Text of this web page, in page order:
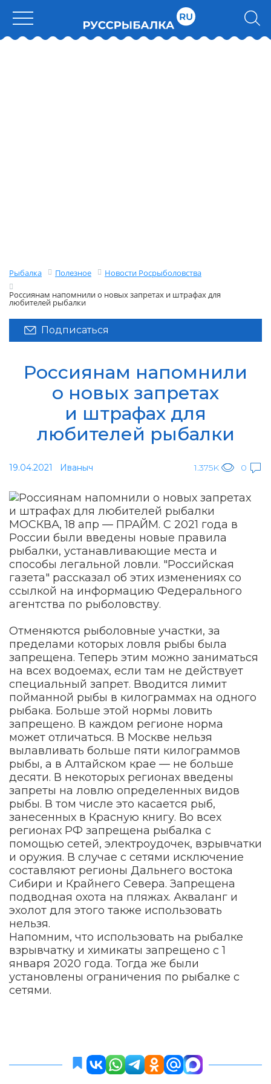
Рыбалка Полезное
Новости Росрыболовства
Россиянам напомнили о новых запретах и штрафах для
любителей рыбалки
Подписаться
Россиянам напомнили
о новых запретах
и штрафах для
любителей рыбалки
19.04.2021 Иваныч 1.375K 0
МОСКВА, 18 апр — ПРАЙМ. С 2021 года в
России были введены новые правила
рыбалки, устанавливающие места и
способы легальной ловли. "Российская
газета" рассказал об этих изменениях со
ссылкой на информацию Федерального
агентства по рыболовству.
Отменяются рыболовные участки, за
пределами которых ловля рыбы была
запрещена. Теперь этим можно заниматься
на всех водоемах, если там не действует
специальный запрет. Вводится лимит
пойманной рыбы в килограммах на одного
рыбака. Больше этой нормы ловить
запрещено. В каждом регионе норма
может отличаться. В Москве нельзя
вылавливать больше пяти килограммов
рыбы, а в Алтайском крае — не больше
десяти. В некоторых регионах введены
запреты на ловлю определенных видов
рыбы. В том числе это касается рыб,
занесенных в Красную книгу. Во всех
регионах РФ запрещена рыбалка с
помощью сетей, электроудочек, взрывчатки
и оружия. В случае с сетями исключение
составляют регионы Дальнего востока
Сибири и Крайнего Севера. Запрещена
подводная охота на пляжах. Акваланг и
эхолот для этого также использовать
нельзя.
Напомним, что использовать на рыбалке
взрывчатку и химикаты запрещено с 1
января 2020 года. Тогда же были
установлены ограничения по рыбалке с
сетями.